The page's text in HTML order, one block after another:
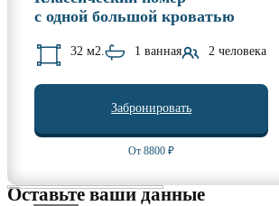
с одной большой кроватью
32 м2. 1 ванная 2 человека
Забронировать
От 8800 ₽
Оставьте ваши данные